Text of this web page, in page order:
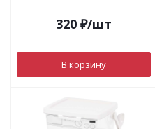
320 ₽/шт
В корзину